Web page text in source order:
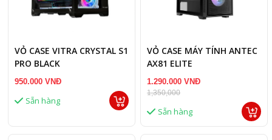
VỎ CASE VITRA CRYSTAL S1
PRO BLACK
950.000 VNĐ
Sẵn hàng
VỎ CASE MÁY TÍNH ANTEC
AX81 ELITE
1.290.000 VNĐ
1,350,000
Sẵn hàng